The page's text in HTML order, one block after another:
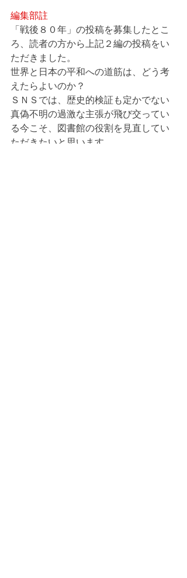
編集部註
「戦後８０年」の投稿を募集したとこ
ろ、読者の方から上記２編の投稿をい
ただきました。
世界と日本の平和への道筋は、どう考
えたらよいのか？
ＳＮＳでは、歴史的検証も定かでない
真偽不明の過激な主張が飛び交ってい
る今こそ、図書館の役割を見直してい
ただきたいと思います。